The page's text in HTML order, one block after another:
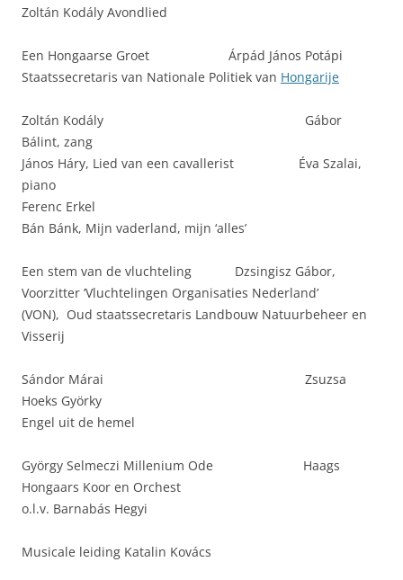
Zoltán Kodály Avondlied
Een Hongaarse Groet Árpád János Potápi
Staatssecretaris van Nationale Politiek van Hongarije
Zoltán Kodály Gábor
Bálint, zang
János Háry, Lied van een cavallerist Éva Szalai,
piano
Ferenc Erkel
Bán Bánk, Mijn vaderland, mijn ‘alles’
Een stem van de vluchteling Dzsingisz Gábor,
Voorzitter ’Vluchtelingen Organisaties Nederland’
(VON), Oud staatssecretaris Landbouw Natuurbeheer en
Visserij
Sándor Márai Zsuzsa
Hoeks Györky
Engel uit de hemel
György Selmeczi Millenium Ode Haags
Hongaars Koor en Orchest
o.l.v. Barnabás Hegyi
Musicale leiding Katalin Kovács